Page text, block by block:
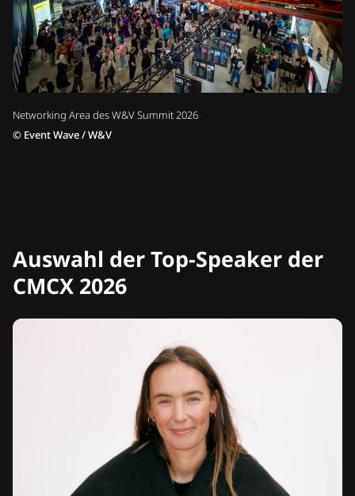
Networking Area des W&V Summit 2026
© Event Wave / W&V
Auswahl der Top-Speaker der
CMCX 2026